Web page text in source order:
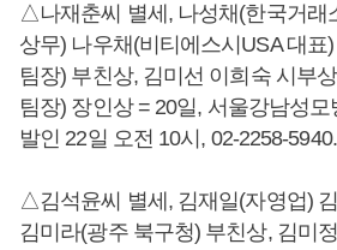
△나재춘씨 별세, 나성채(한국거래
상무) 나우채(비티에스시USA 대표
팀장) 부친상, 김미선 이희숙 시부
팀장) 장인상 = 20일, 서울강남성
발인 22일 오전 10시, 02-2258-5940.
△김석윤씨 별세, 김재일(자영업)
김미라(광주 북구청) 부친상, 김미